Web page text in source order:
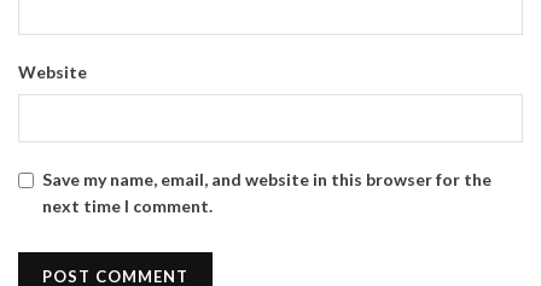
Website
Save my name, email, and website in this browser for the
next time I comment.